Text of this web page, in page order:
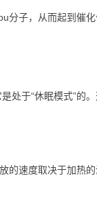
分子，从而起到催
于“休眠模式”的
的速度取决于加热